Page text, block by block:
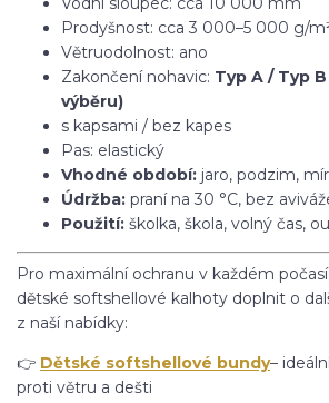
Prodyšnost: cca 3 000–5 000 g/
Větruodolnost: ano
Zakončení nohavic: Typ A / Typ
výběru)
s kapsami / bez kapes
Pas: elastický
Vhodné období: jaro, podzim,
Údržba: praní na 30 °C, bez
Použití: školka, škola, volný čas,
Pro maximální ochranu v každém
dětské softshellové kalhoty doplnit o
z naší nabídky:
👉 Dětské softshellové bundy–
proti větru a dešti